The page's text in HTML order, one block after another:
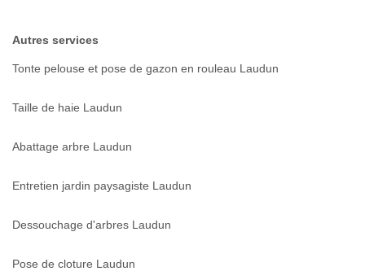
Autres services
Tonte pelouse et pose de gazon en rouleau Laudun
Taille de haie Laudun
Abattage arbre Laudun
Entretien jardin paysagiste Laudun
Dessouchage d'arbres Laudun
Pose de cloture Laudun